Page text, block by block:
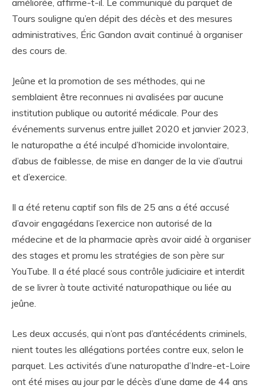
améliorée, affirme-t-il. Le communiqué du parquet de
Tours souligne qu’en dépit des décès et des mesures
administratives, Éric Gandon avait continué à organiser
des cours de.
Jeûne et la promotion de ses méthodes, qui ne
semblaient être reconnues ni avalisées par aucune
institution publique ou autorité médicale. Pour des
événements survenus entre juillet 2020 et janvier 2023,
le naturopathe a été inculpé d’homicide involontaire,
d’abus de faiblesse, de mise en danger de la vie d’autrui
et d’exercice.
Il a été retenu captif son fils de 25 ans a été accusé
d’avoir engagédans l’exercice non autorisé de la
médecine et de la pharmacie après avoir aidé à organiser
des stages et promu les stratégies de son père sur
YouTube. Il a été placé sous contrôle judiciaire et interdit
de se livrer à toute activité naturopathique ou liée au
jeûne.
Les deux accusés, qui n’ont pas d’antécédents criminels,
nient toutes les allégations portées contre eux, selon le
parquet. Les activités d’une naturopathe d’Indre-et-Loire
ont été mises au jour par le décès d’une dame de 44 ans